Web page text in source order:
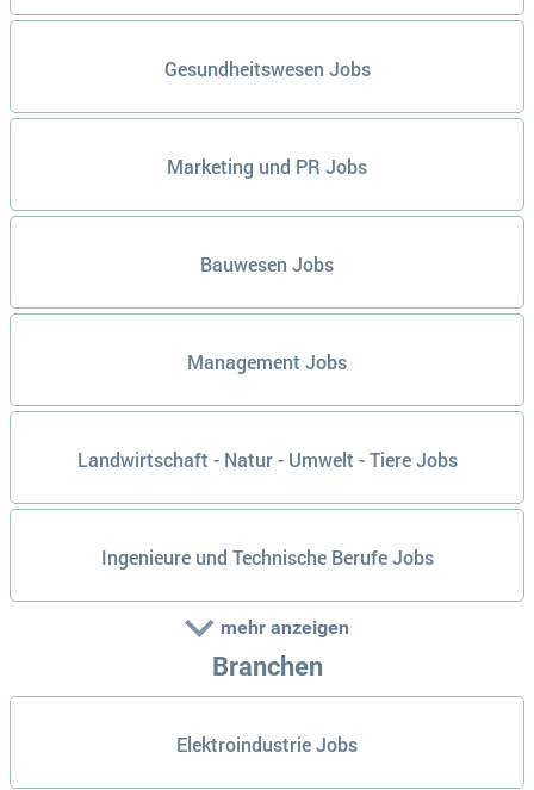
Gesundheitswesen Jobs
Marketing und PR Jobs
Bauwesen Jobs
Management Jobs
Landwirtschaft - Natur - Umwelt - Tiere Jobs
Ingenieure und Technische Berufe Jobs
mehr anzeigen
Branchen
Elektroindustrie Jobs